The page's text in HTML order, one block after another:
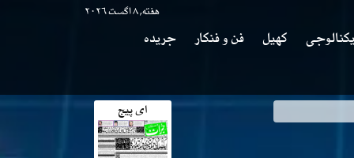
هفته, ۸ اگست ۲۰۲۶
کھیل فن و فنکار
جریدہ
جی کاانکشاف ای پیج